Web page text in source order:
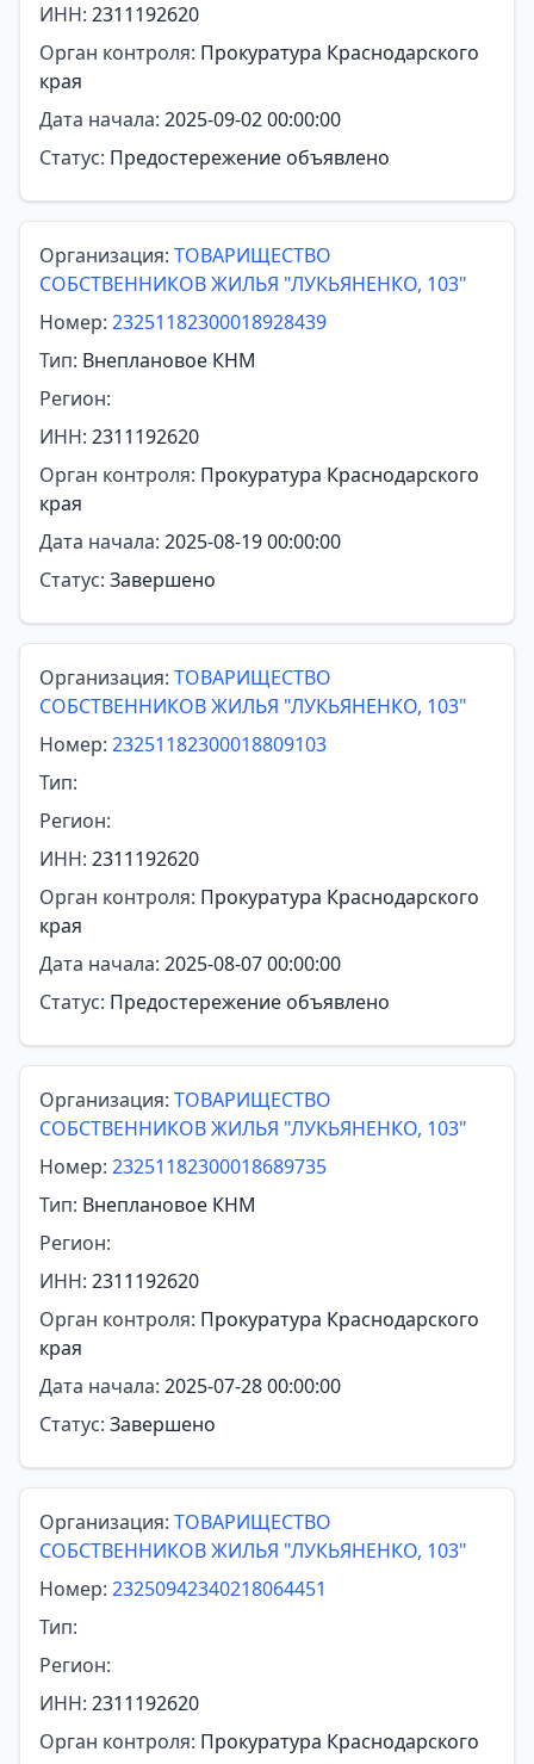
ИНН: 2311192620
Орган контроля: Прокуратура Краснодарского
края
Дата начала: 2025-09-02 00:00:00
Статус: Предостережение объявлено
Организация: ТОВАРИЩЕСТВО
СОБСТВЕННИКОВ ЖИЛЬЯ "ЛУКЬЯНЕНКО, 103"
Номер: 23251182300018928439
Тип: Внеплановое КНМ
Регион:
ИНН: 2311192620
Орган контроля: Прокуратура Краснодарского
края
Дата начала: 2025-08-19 00:00:00
Статус: Завершено
Организация: ТОВАРИЩЕСТВО
СОБСТВЕННИКОВ ЖИЛЬЯ "ЛУКЬЯНЕНКО, 103"
Номер: 23251182300018809103
Тип:
Регион:
ИНН: 2311192620
Орган контроля: Прокуратура Краснодарского
края
Дата начала: 2025-08-07 00:00:00
Статус: Предостережение объявлено
Организация: ТОВАРИЩЕСТВО
СОБСТВЕННИКОВ ЖИЛЬЯ "ЛУКЬЯНЕНКО, 103"
Номер: 23251182300018689735
Тип: Внеплановое КНМ
Регион:
ИНН: 2311192620
Орган контроля: Прокуратура Краснодарского
края
Дата начала: 2025-07-28 00:00:00
Статус: Завершено
Организация: ТОВАРИЩЕСТВО
СОБСТВЕННИКОВ ЖИЛЬЯ "ЛУКЬЯНЕНКО, 103"
Номер: 23250942340218064451
Тип:
Регион:
ИНН: 2311192620
Орган контроля: Прокуратура Краснодарского